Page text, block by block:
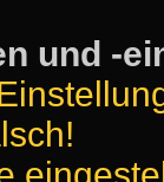
und -